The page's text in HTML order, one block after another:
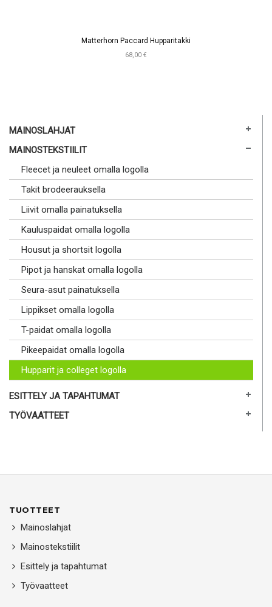
Matterhorn Paccard Hupparitakki
68,00 €
MAINOSLAHJAT
MAINOSTEKSTIILIT
Fleecet ja neuleet omalla logolla
Takit brodeerauksella
Liivit omalla painatuksella
Kauluspaidat omalla logolla
Housut ja shortsit logolla
Pipot ja hanskat omalla logolla
Seura-asut painatuksella
Lippikset omalla logolla
T-paidat omalla logolla
Pikeepaidat omalla logolla
Hupparit ja colleget logolla
ESITTELY JA TAPAHTUMAT
TYÖVAATTEET
TUOTTEET
Mainoslahjat
Mainostekstiilit
Esittely ja tapahtumat
Työvaatteet